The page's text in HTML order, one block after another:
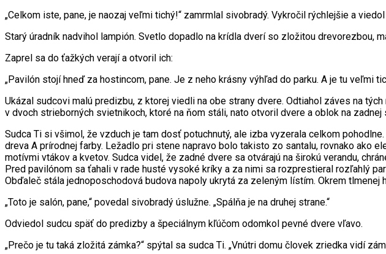
„Celkom iste, pane, je naozaj veľmi tichý!“ zamrmlal sivobradý. Vykročil rýchlejšie a
Starý úradník nadvihol lampión. Svetlo dopadlo na krídla dverí so zložitou drevorezbou,
Zaprel sa do ťažkých verají a otvoril ich:
„Pavilón stojí hneď za hostincom, pane. Je z neho krásny výhľad do parku. A je tu veľmi
Ukázal sudcovi malú predizbu, z ktorej viedli na obe strany dvere. Odtiahol záves na
v dvoch strieborných svietnikoch, ktoré na ňom stáli, nato otvoril dvere a oblok na zadnej
Sudca Ti si všimol, že vzduch je tam dosť potuchnutý, ale izba vyzerala celkom
dreva A prírodnej farby. Ležadlo pri stene napravo bolo takisto zo santalu, rovnako
motívmi vtákov a kvetov. Sudca videl, že zadné dvere sa otvárajú na širokú verandu,
Pred pavilónom sa ťahali v rade husté vysoké kríky a za nimi sa rozprestieral rozľahlý
Obďaleč stála jednoposchodová budova napoly ukrytá za zeleným lístím. Okrem tlmenej
„Toto je salón, pane,“ povedal sivobradý úslužne. „Spálňa je na druhej strane.“
Odviedol sudcu späť do predizby a špeciálnym kľúčom odomkol pevné dvere vľavo.
„Prečo je tu taká zložitá zámka?“ spýtal sa sudca Ti. „Vnútri domu človek zriedka vidí